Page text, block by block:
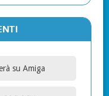
su Amiga